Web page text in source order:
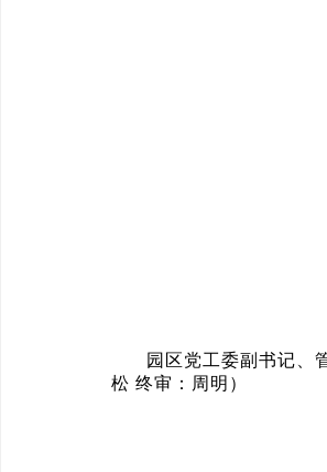
园区党工委副书记、
松 终审：周明）